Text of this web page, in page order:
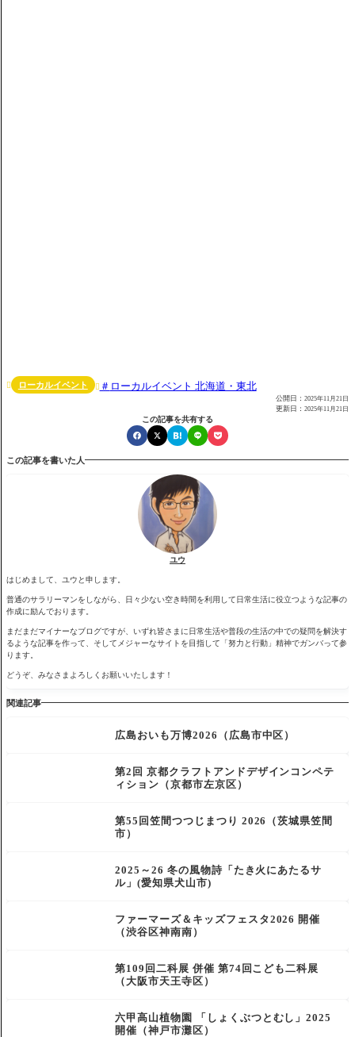
 ローカルイベント  ローカルイベント 北海道・東北
公開日： 2025年11月21日
更新日： 2025年11月21日
この記事を共有する
この記事を書いた人
ユウ
はじめまして、ユウと申します。
普通のサラリーマンをしながら、日々少ない空き時間を利用して日常生活に役立つような記事の
作成に励んでおります。
まだまだマイナーなブログですが、いずれ皆さまに日常生活や普段の生活の中での疑問を解決す
るような記事を作って、そしてメジャーなサイトを目指して「努力と行動」精神でガンバって参
ります。
どうぞ、みなさまよろしくお願いいたします！
関連記事
広島おいも万博2026（広島市中区）
第2回 京都クラフトアンドデザインコンペテ
ィション（京都市左京区）
第55回笠間つつじまつり 2026（茨城県笠間
市）
2025～26 冬の風物詩「たき火にあたるサ
ル」(愛知県犬山市)
ファーマーズ＆キッズフェスタ2026 開催
（渋谷区神南南）
第109回二科展 併催 第74回こども二科展
（大阪市天王寺区）
六甲高山植物園 「しょくぶつとむし」2025
開催（神戸市灘区）